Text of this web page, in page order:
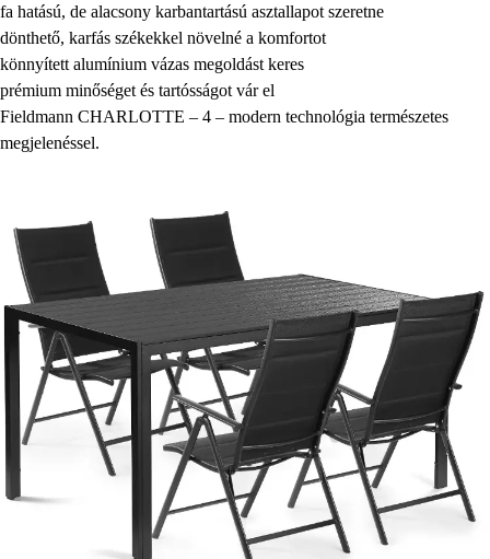
fa hatású, de alacsony karbantartású asztallapot szeretne
dönthető, karfás székekkel növelné a komfortot
könnyített alumínium vázas megoldást keres
prémium minőséget és tartósságot vár el
Fieldmann CHARLOTTE – 4 – modern technológia természetes
megjelenéssel.